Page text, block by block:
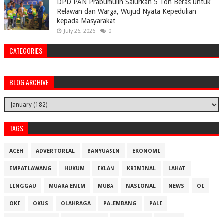
DPD PAN Prabumulih Salurkan 5 Ton Beras untuk
Relawan dan Warga, Wujud Nyata Kepedulian
kepada Masyarakat
July 26, 2026 0
CATEGORIES
BLOG ARCHIVE
TAGS
ACEH ADVERTORIAL BANYUASIN EKONOMI
EMPATLAWANG HUKUM IKLAN KRIMINAL LAHAT
LINGGAU MUARA ENIM MUBA NASIONAL NEWS OI
OKI OKUS OLAHRAGA PALEMBANG PALI